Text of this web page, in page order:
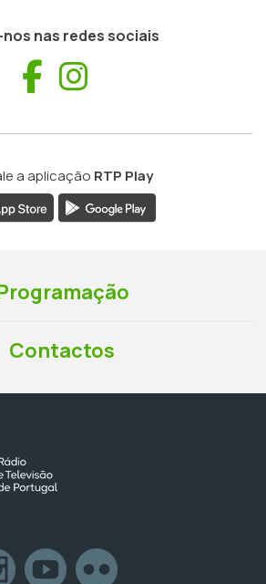
nas redes sociais
Facebook
a aplicação RTP Play
Contactos